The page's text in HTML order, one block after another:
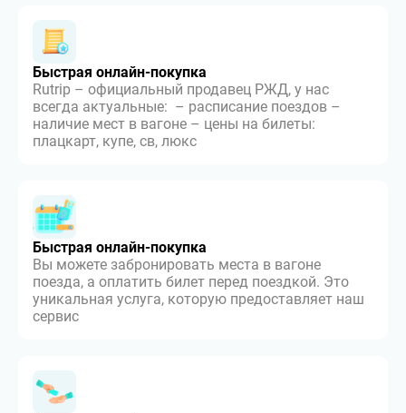
Быстрая онлайн-покупка
Rutrip – официальный продавец РЖД, у нас
всегда актуальные: – расписание поездов –
наличие мест в вагоне – цены на билеты:
плацкарт, купе, св, люкс
Быстрая онлайн-покупка
Вы можете забронировать места в вагоне
поезда, а оплатить билет перед поездкой. Это
уникальная услуга, которую предоставляет наш
сервис